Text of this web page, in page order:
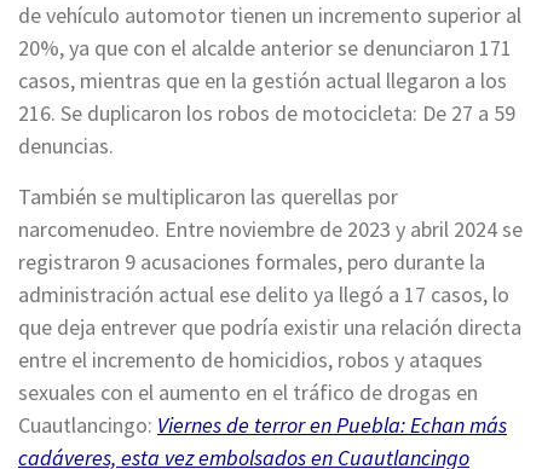
de vehículo automotor tienen un incremento superior al
20%, ya que con el alcalde anterior se denunciaron 171
casos, mientras que en la gestión actual llegaron a los
216. Se duplicaron los robos de motocicleta: De 27 a 59
denuncias.
También se multiplicaron las querellas por
narcomenudeo. Entre noviembre de 2023 y abril 2024 se
registraron 9 acusaciones formales, pero durante la
administración actual ese delito ya llegó a 17 casos, lo
que deja entrever que podría existir una relación directa
entre el incremento de homicidios, robos y ataques
sexuales con el aumento en el tráfico de drogas en
Cuautlancingo: Viernes de terror en Puebla: Echan más
cadáveres, esta vez embolsados en Cuautlancingo